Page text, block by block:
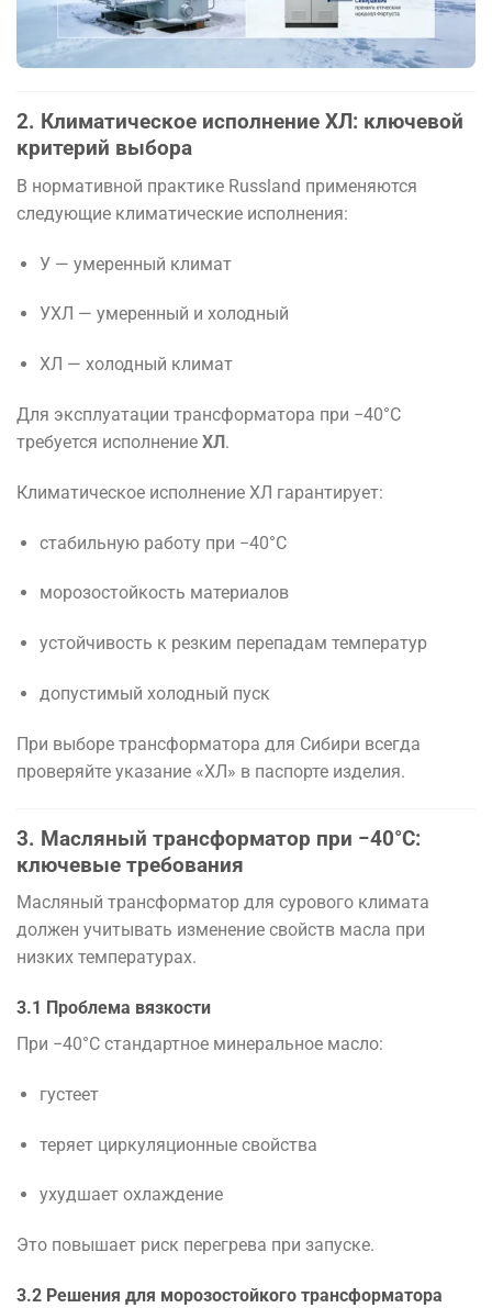
2. Климатическое исполнение ХЛ: ключевой
критерий выбора
В нормативной практике Russland применяются
следующие климатические исполнения:
У — умеренный климат
УХЛ — умеренный и холодный
ХЛ — холодный климат
Для эксплуатации трансформатора при −40°C
требуется исполнение ХЛ.
Климатическое исполнение ХЛ гарантирует:
стабильную работу при −40°C
морозостойкость материалов
устойчивость к резким перепадам температур
допустимый холодный пуск
При выборе трансформатора для Сибири всегда
проверяйте указание «ХЛ» в паспорте изделия.
3. Масляный трансформатор при −40°C:
ключевые требования
Масляный трансформатор для сурового климата
должен учитывать изменение свойств масла при
низких температурах.
3.1 Проблема вязкости
При −40°C стандартное минеральное масло:
густеет
теряет циркуляционные свойства
ухудшает охлаждение
Это повышает риск перегрева при запуске.
3.2 Решения для морозостойкого трансформатора